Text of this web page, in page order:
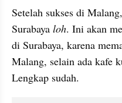
Setelah sukses di
Surabaya loh. Ini akan
di Surabaya, karena
Malang, selain ada kafe
Lengkap sudah.